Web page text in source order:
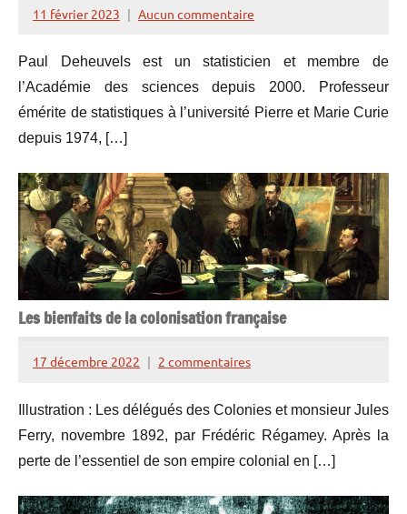
11 février 2023
Henry
Lesquen
Aucun commentaire
Paul Deheuvels est un statisticien et membre de
l’Académie des sciences depuis 2000. Professeur
émérite de statistiques à l’université Pierre et Marie Curie
depuis 1974, […]
Les bienfaits de la colonisation française
17 décembre 2022
Henry
Lesquen
2 commentaires
Illustration : Les délégués des Colonies et monsieur Jules
Ferry, novembre 1892, par Frédéric Régamey. Après la
perte de l’essentiel de son empire colonial en […]